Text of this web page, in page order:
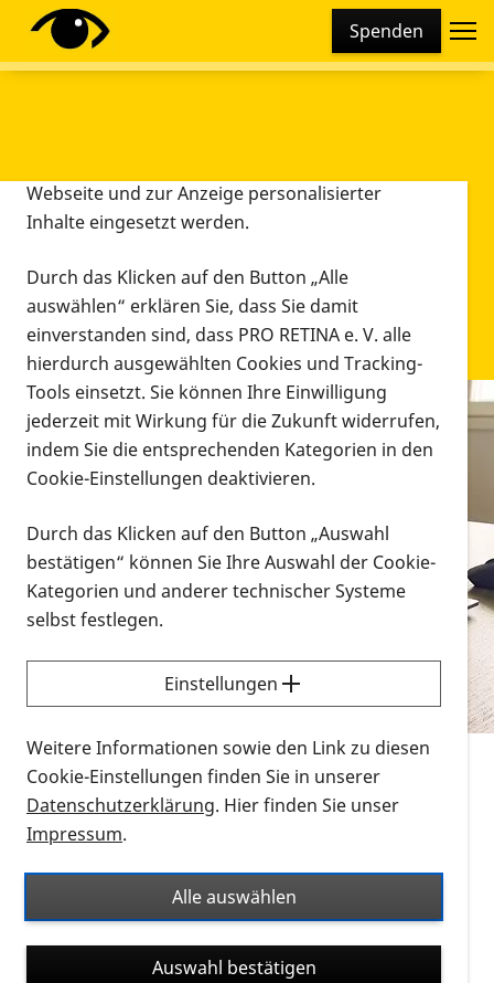
Spenden
Infomaterial
Infomaterial
Vorlesen
Alle Infomaterialien in verschiedenen
Formaten an einem Ort
Sie möchten wissen, wie Sie nach Infonmaterial
suchen und dieses bestellen bzw. herunterladen
können? Schauen Sie sich dieErklärvideos zum
Thema Infomaterial auf der PRO RETINA-Website
für blinde und sehbehinderte Menschen an.
Auf dieser Seite finden Sie sämtliches Infomaterial
Ort. Nutzen Sie den Formatfilter, um ausschließlich
nach Flyern und Broschüren, Audios oder Videos zu
suchen. Die meisten Flyer und Broschüren werden in
verschiedenen Formaten angeboten: zur
Diese Webseite setzt verschiedene Cookies und
Tracking-Tools ein. Dies beinhaltet Cookies und
Webseite und zur Anzeige personalisierter
Inhalte eingesetzt werden.
Durch das Klicken auf den Button „Alle
auswählen“ erklären Sie, dass Sie damit
einverstanden sind, dass PRO RETINA e. V. alle
hierdurch ausgewählten Cookies und Tracking-
Tools einsetzt. Sie können Ihre Einwilligung
jederzeit mit Wirkung für die Zukunft widerrufen,
indem Sie die entsprechenden Kategorien in den
Cookie-Einstellungen deaktivieren.
Durch das Klicken auf den Button „Auswahl
bestätigen“ können Sie Ihre Auswahl der Cookie-
Kategorien und anderer technischer Systeme
selbst festlegen.
Einstellungen
Weitere Informationen sowie den Link zu diesen
Cookie-Einstellungen finden Sie in unserer
Datenschutzerklärung. Hier finden Sie unser
Impressum.
Alle auswählen
Auswahl bestätigen